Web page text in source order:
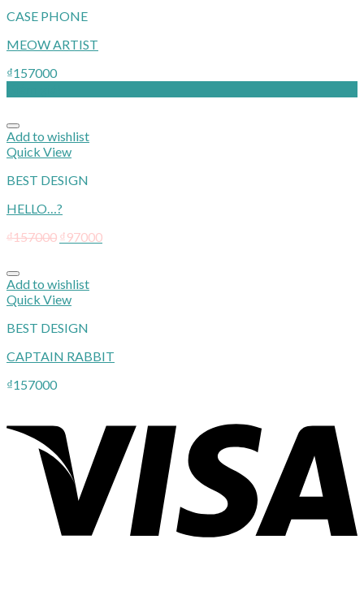
CASE PHONE
MEOW ARTIST
₫157000
Add to wishlist
Quick View
BEST DESIGN
HELLO…?
₫157000 ₫97000
Add to wishlist
Quick View
BEST DESIGN
CAPTAIN RABBIT
₫157000